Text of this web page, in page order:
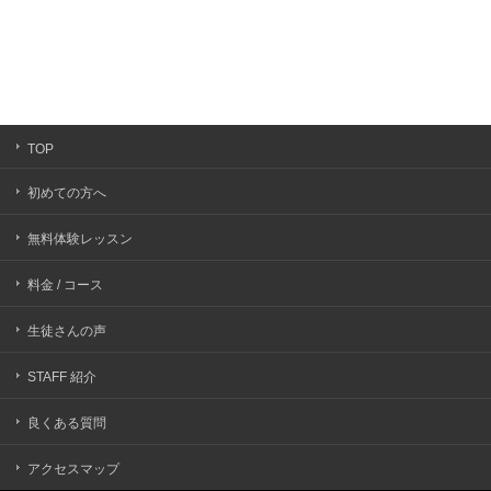
TOP
初めての方へ
無料体験レッスン
料金 / コース
生徒さんの声
STAFF 紹介
良くある質問
アクセスマップ